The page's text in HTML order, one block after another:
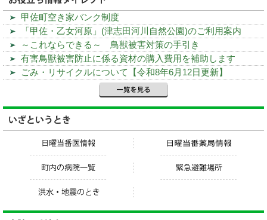
甲佐町空き家バンク制度
「甲佐・乙女河原」(津志田河川自然公園)のご利用案内
～これならできる～ 鳥獣被害対策の手引き
有害鳥獣被害防止に係る資材の購入費用を補助します
ごみ・リサイクルについて【令和8年6月12日更新】